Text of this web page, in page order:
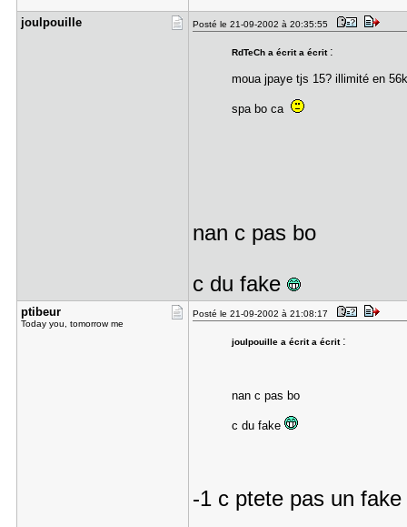
joulpouill​e Posté le 21-09-2002 à 20:35:55
RdTeCh a écrit a écrit :
moua jpaye tjs 15? illimité en
spa bo ca
nan c pas bo
c du fake
ptibeur
Today you, tomorrow me
Posté le 21-09-2002 à 21:08:17
joulpouille a écrit a écrit :
nan c pas bo
c du fake
-1 c ptete pas un fake